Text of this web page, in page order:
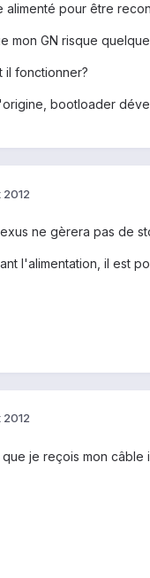
pour être
mon GN risque
il fonctionner?
bootloader
2012
ne gèrera pas de
l'alimentation, il est
2012
je reçois mon câble